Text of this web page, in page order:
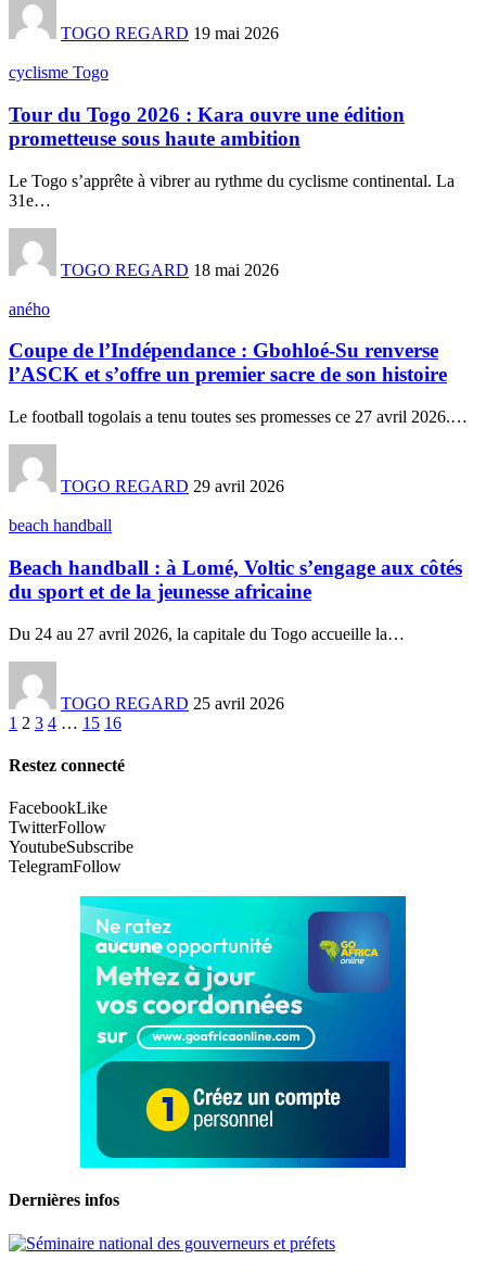
TOGO REGARD 19 mai 2026
cyclisme Togo
Tour du Togo 2026 : Kara ouvre une édition
prometteuse sous haute ambition
Le Togo s’apprête à vibrer au rythme du cyclisme continental. La
31e…
TOGO REGARD 18 mai 2026
aného
Coupe de l’Indépendance : Gbohloé-Su renverse
l’ASCK et s’offre un premier sacre de son histoire
Le football togolais a tenu toutes ses promesses ce 27 avril 2026.…
TOGO REGARD 29 avril 2026
beach handball
Beach handball : à Lomé, Voltic s’engage aux côtés
du sport et de la jeunesse africaine
Du 24 au 27 avril 2026, la capitale du Togo accueille la…
TOGO REGARD 25 avril 2026
1 2 3 4 … 15 16
Restez connecté
FacebookLike
TwitterFollow
YoutubeSubscribe
TelegramFollow
Dernières infos